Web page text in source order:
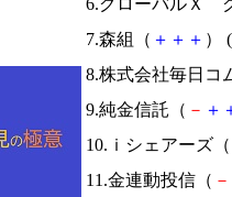
6.グローバルＸ
7.森組（ ＋ ＋ ＋ ） (
8.株式会社毎日コ
9.純金信託（ － ＋
10.ｉシェアーズ（
11.金連動投信（ －